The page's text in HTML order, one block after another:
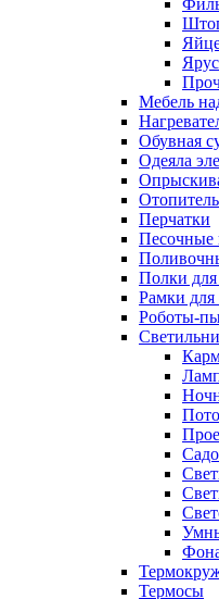
Мебель
Обувная
Одеяла
Перчатки
Песочные
Полки для
Рамки для
Роботы-
Термосы